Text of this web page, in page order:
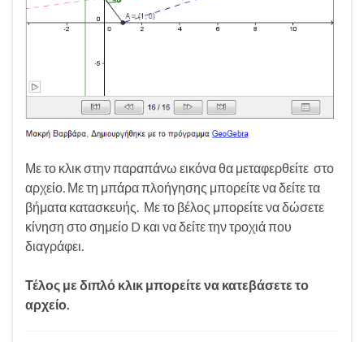
Με το κλικ στην παραπάνω εικόνα θα μεταφερθείτε στο
αρχείο. Με τη μπάρα πλοήγησης μπορείτε να δείτε τα
βήματα κατασκευής. Με το βέλος μπορείτε να δώσετε
κίνηση στο σημείο D και να δείτε την τροχιά που
διαγράφει.
Τέλος με διπλό κλικ μπορείτε να κατεβάσετε το
αρχείο.